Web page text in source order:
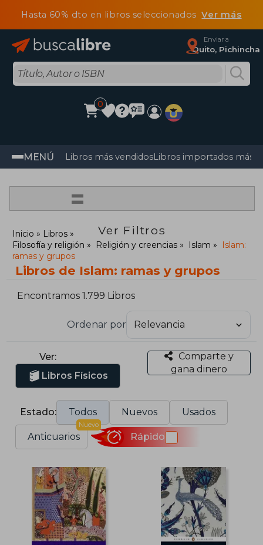
Hasta 60% dto en libros seleccionadosVer más
Enviar a
Quito, Pichincha
0
MENÚ Libros más vendidosLibros importados más
=
Ver Filtros
Inicio
Libros
Filosofía y religión
Religión y creencias Islam
Islam:
ramas y grupos
Libros de Islam: ramas y grupos
Encontramos 1.799 Libros
Ordenar por
Ver:
Libros Físicos
Comparte y
gana dinero
Estado: Todos Nuevos Usados
Anticuarios
Nuevo
Rápido